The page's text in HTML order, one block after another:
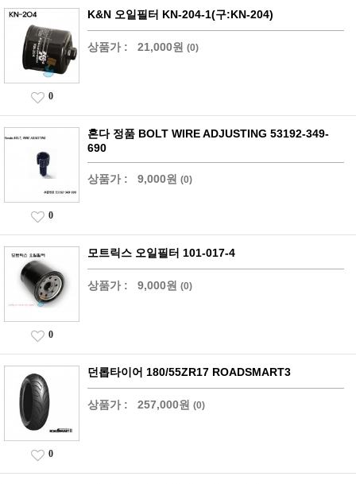
K&N 오일필터 KN-204-1(구:KN-204)
상품가 : 21,000원 (0)
0
혼다 정품 BOLT WIRE ADJUSTING 53192-349-
690
상품가 : 9,000원 (0)
0
모트릭스 오일필터 101-017-4
상품가 : 9,000원 (0)
0
던롭타이어 180/55ZR17 ROADSMART3
상품가 : 257,000원 (0)
0